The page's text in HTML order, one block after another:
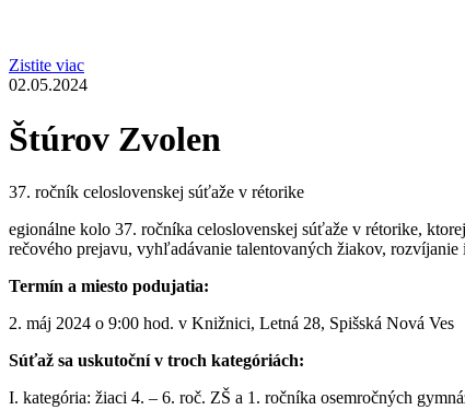
Zistite viac
02.05.2024
Štúrov Zvolen
37. ročník celoslovenskej súťaže v rétorike
egionálne kolo 37. ročníka celoslovenskej súťaže v rétorike,
rečového prejavu, vyhľadávanie talentovaných žiakov,
Termín a miesto podujatia:
2. máj 2024 o 9:00 hod. v Knižnici, Letná 28, Spišská Nová Ves
Súťaž sa uskutoční v troch kategóriách:
I. kategória: žiaci 4. – 6. roč. ZŠ a 1. ročníka osemročných